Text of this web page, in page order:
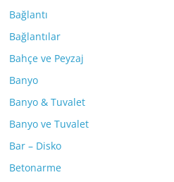
Bağlantı
Bağlantılar
Bahçe ve Peyzaj
Banyo
Banyo & Tuvalet
Banyo ve Tuvalet
Bar – Disko
Betonarme